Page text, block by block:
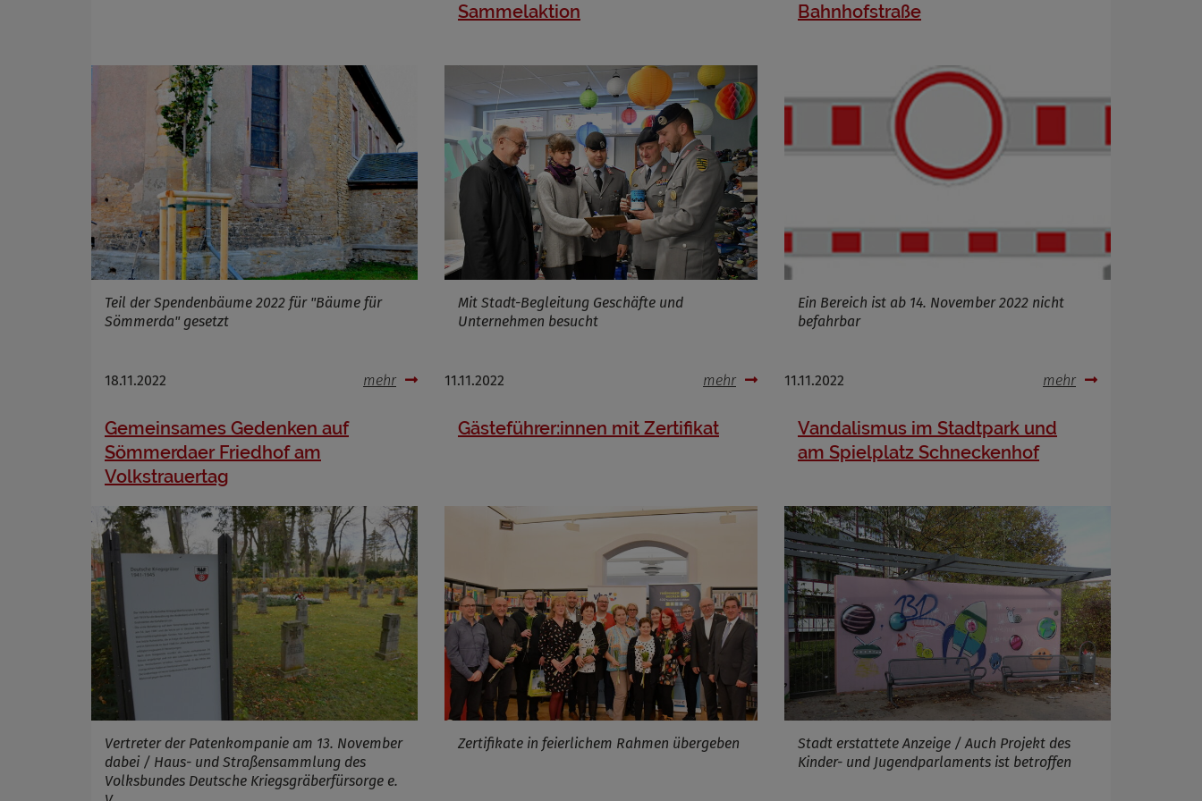
Teil der Spendenbäume 2022 für "Bäume für
Sömmerda" gesetzt
18.11.2022 mehr
Sammelaktion
Mit Stadt-Begleitung Geschäfte und
Unternehmen besucht
11.11.2022 mehr
Bahnhofstraße
Ein Bereich ist ab 14. November 2022 nicht
befahrbar
11.11.2022 mehr
Gemeinsames Gedenken auf
Sömmerdaer Friedhof am
Volkstrauertag
Vertreter der Patenkompanie am 13. November
dabei / Haus- und Straßensammlung des
Volksbundes Deutsche Kriegsgräberfürsorge e.
Gästeführer:innen mit Zertifikat
Zertifikate in feierlichem Rahmen übergeben
Vandalismus im Stadtpark und
am Spielplatz Schneckenhof
Stadt erstattete Anzeige / Auch Projekt des
Kinder- und Jugendparlaments ist betroffen
Infos schließen